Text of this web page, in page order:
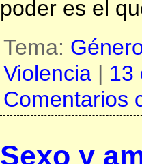
poder es el
Tema:
Violencia| 13
Comentarios
Sexo y